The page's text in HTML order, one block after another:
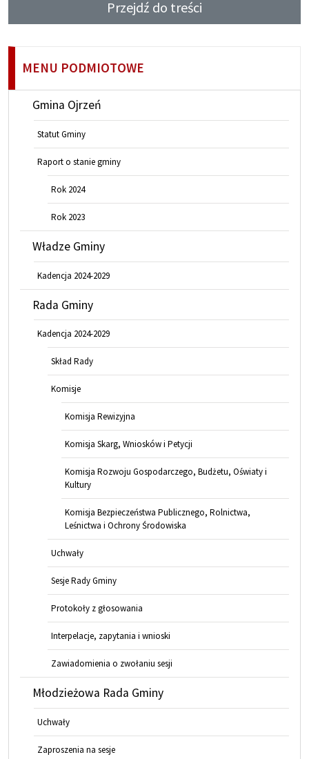
Przejdź do treści
MENU PODMIOTOWE
Gmina Ojrzeń
Statut Gminy
Raport o stanie gminy
Rok 2024
Rok 2023
Władze Gminy
Kadencja 2024-2029
Rada Gminy
Kadencja 2024-2029
Skład Rady
Komisje
Komisja Rewizyjna
Komisja Skarg, Wniosków i Petycji
Komisja Rozwoju Gospodarczego, Budżetu, Oświaty i
Kultury
Komisja Bezpieczeństwa Publicznego, Rolnictwa,
Leśnictwa i Ochrony Środowiska
Uchwały
Sesje Rady Gminy
Protokoły z głosowania
Interpelacje, zapytania i wnioski
Zawiadomienia o zwołaniu sesji
Młodzieżowa Rada Gminy
Uchwały
Zaproszenia na sesje